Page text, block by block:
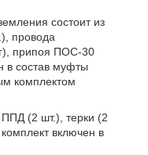
состоит из
провода
припоя ПОС-30
в состав муфты
комплектом
(2 шт.), терки (2
включен в